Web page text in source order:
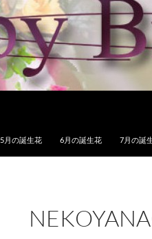
5月の誕生花 6月の誕生花 7月の誕